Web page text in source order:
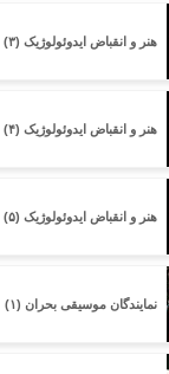
هنر و انقباض ایدوئولوژیک (۳)
هنر و انقباض ایدوئولوژیک (۴)
هنر و انقباض ایدوئولوژیک (۵)
نمایندگان موسیقی بحران (۱)